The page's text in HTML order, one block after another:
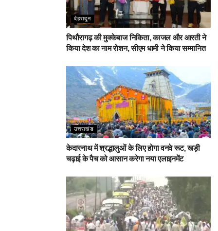
देहरादून
पिथौरागढ़ की मुक्केबाज निकिता, काजल और आरती ने
किया देश का नाम रोशन, सीएम धामी ने किया सम्मानित
उत्तराखंड
केदारनाथ में श्रद्धालुओं के लिए होगा वनवे रूट, खड़ी
चढ़ाई के पैच को आसान करेगा नया एलाइनमेंट